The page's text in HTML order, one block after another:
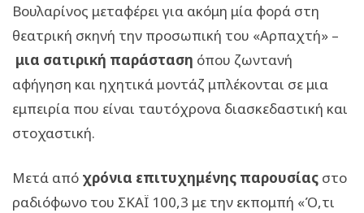
Βουλαρίνος μεταφέρει για ακόμη μία φορά στη
θεατρική σκηνή την προσωπική του «Αρπαχτή» –
μια σατιρική παράσταση όπου ζωντανή
αφήγηση και ηχητικά μοντάζ μπλέκονται σε μια
εμπειρία που είναι ταυτόχρονα διασκεδαστική και
στοχαστική.
Μετά από χρόνια επιτυχημένης παρουσίας στο
ραδιόφωνο του ΣΚΑΪ 100,3 με την εκπομπή «Ό,τι